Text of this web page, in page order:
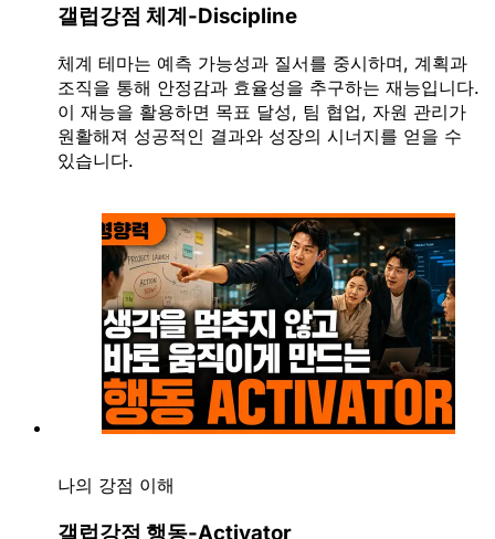
갤럽강점 체계-Discipline
체계 테마는 예측 가능성과 질서를 중시하며, 계획과
조직을 통해 안정감과 효율성을 추구하는 재능입니다.
이 재능을 활용하면 목표 달성, 팀 협업, 자원 관리가
원활해져 성공적인 결과와 성장의 시너지를 얻을 수
있습니다.
나의 강점 이해
갤럽강점 행동-Activator